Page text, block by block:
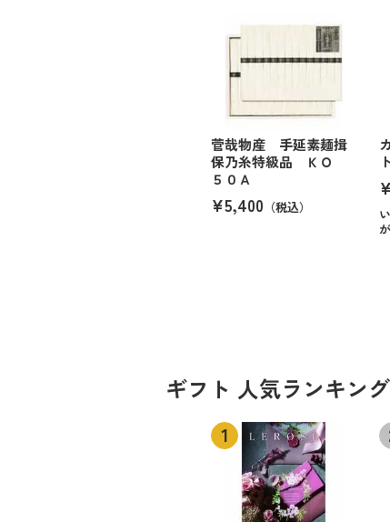
菅哉物産 手延素麺揖
保乃糸特級品 ＫＯ
５０Ａ
¥5,400 （税込）
ギフト 人気ランキング